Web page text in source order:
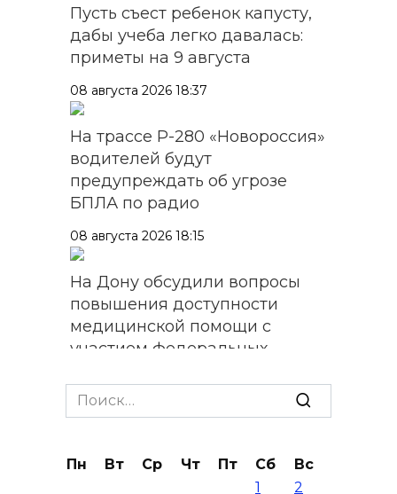
Пусть съест ребенок капусту,
дабы учеба легко давалась:
приметы на 9 августа
08 августа 2026 18:37
На трассе Р-280 «Новороссия»
водителей будут
предупреждать об угрозе
БПЛА по радио
08 августа 2026 18:15
На Дону обсудили вопросы
повышения доступности
медицинской помощи с
участием федеральных
08 августа 2026 17:40
новую модульную котельную
Search
for:
Пн Вт Ср Чт Пт Сб
Вс
1
2